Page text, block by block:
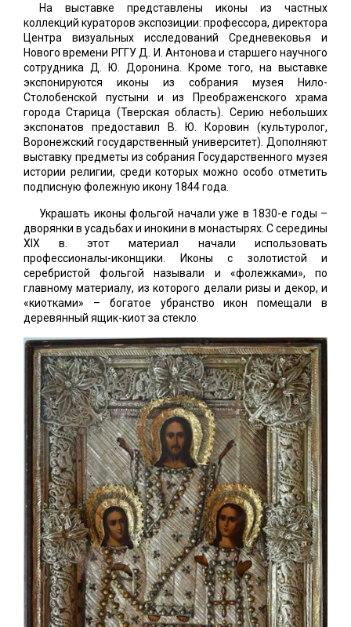
На выставке представлены иконы из частных
коллекций кураторов экспозиции: профессора, директора
Центра визуальных исследований Средневековья и
Нового времени РГГУ Д. И. Антонова и старшего научного
сотрудника Д. Ю. Доронина. Кроме того, на выставке
экспонируются иконы из собрания музея Нило-
Столобенской пустыни и из Преображенского храма
города Старица (Тверская область). Серию небольших
экспонатов предоставил В. Ю. Коровин (культуролог,
Воронежский государственный университет). Дополняют
выставку предметы из собрания Государственного музея
истории религии, среди которых можно особо отметить
подписную фолежную икону 1844 года.
Украшать иконы фольгой начали уже в 1830-е годы –
дворянки в усадьбах и инокини в монастырях. С середины
XIX в. этот материал начали использовать
профессионалы-иконщики. Иконы с золотистой и
серебристой фольгой называли и «фолежками», по
главному материалу, из которого делали ризы и декор, и
«киотками» – богатое убранство икон помещали в
деревянный ящик-киот за стекло.